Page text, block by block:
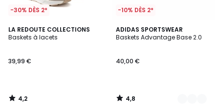
-30% DÈS 2*
LA REDOUTE COLLECTIONS
Baskets à lacets
39,99 €
4,2
/ 5
4,2
/
-10% DÈS 2*
ADIDAS SPORTSWEAR
Baskets Advantage Base 2.0
40,00 €
4,8
/ 5
3
Couleurs
4,8
/